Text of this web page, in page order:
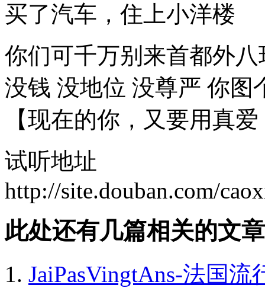
买了汽车，住上小洋楼
你们可千万别来首都外八
没钱 没地位 没尊严 你图
【现在的你，又要用真
试听地址
http://site.douban.com/
此处还有几篇相关的文
JaiPasVingtAns-法国